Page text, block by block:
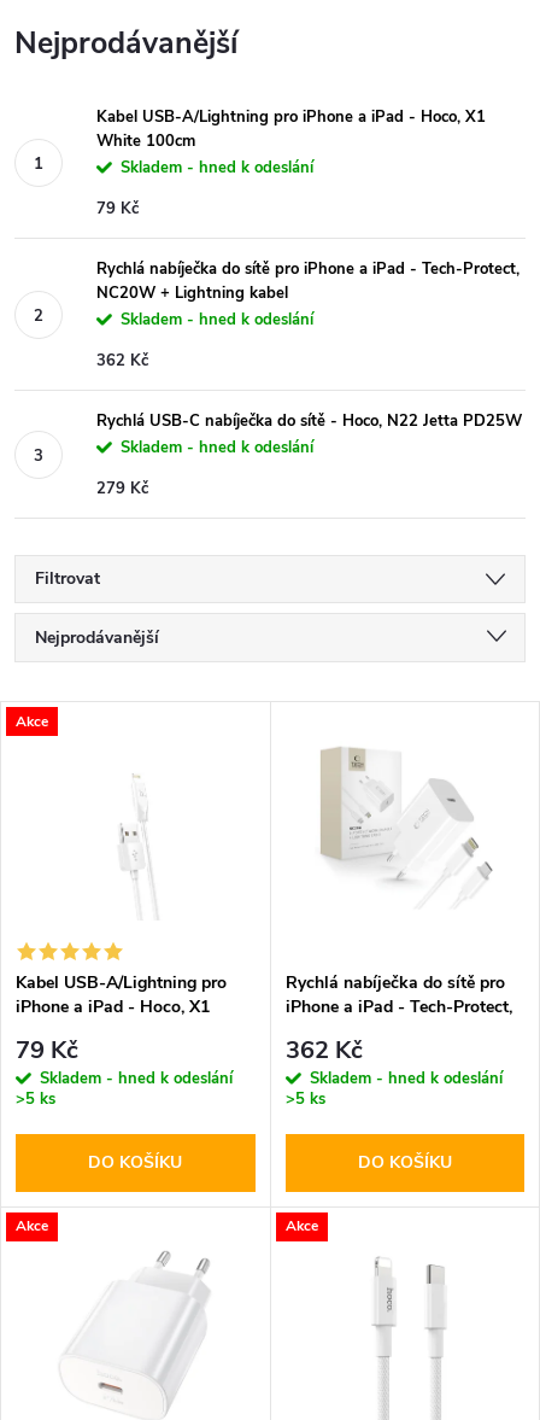
Nejprodávanější
Kabel USB-A/Lightning pro iPhone a iPad - Hoco, X1
White 100cm
Skladem - hned k odeslání
79 Kč
Rychlá nabíječka do sítě pro iPhone a iPad - Tech-Protect,
NC20W + Lightning kabel
Skladem - hned k odeslání
362 Kč
Rychlá USB-C nabíječka do sítě - Hoco, N22 Jetta PD25W
Skladem - hned k odeslání
279 Kč
Filtrovat
Ř
a
í
p
r
o
d
u
Nejprodávanější
Nejdražší
V
s
p
r
o
d
Akce
Kabel USB-A/Lightning pro
iPhone a iPad - Hoco, X1
79 Kč
Skladem - hned k odeslání
>5 ks
DO KOŠÍKU
Rychlá nabíječka do sítě pro
iPhone a iPad - Tech-Protect,
362 Kč
Skladem - hned k odeslání
>5 ks
DO KOŠÍKU
Akce Akce